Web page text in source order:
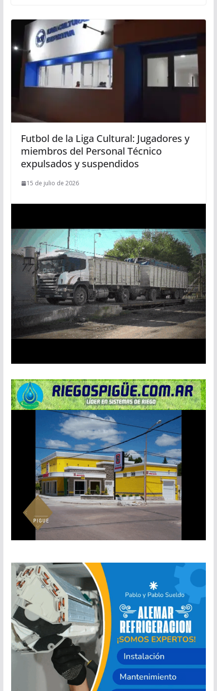
Futbol de la Liga Cultural: Jugadores y
miembros del Personal Técnico
expulsados y suspendidos
15 de julio de 2026